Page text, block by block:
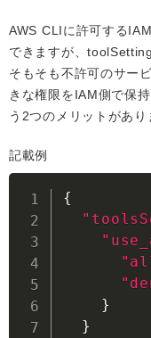
AWS CLIに許可する
できますが、
そもそも不許可のサー
きな権限をIAM側で保
う2つのメリットがあり
記載例
{
}
}